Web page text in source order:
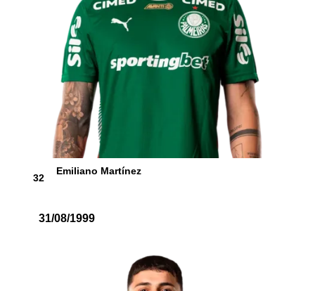
32
Emiliano Martínez
31/08/1999